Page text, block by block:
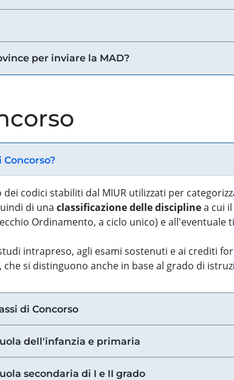
per inviare la MAD?
Concorso?
dei codici stabiliti dal MIUR utilizzati per
di una classificazione delle disciplinea cui
Ordinamento, a ciclo unico) e
intrapreso, agli esami sostenuti e ai crediti
, che si distinguono anche in base al grado di
di Concorso
dell'infanzia e primaria
secondaria di I e II grado